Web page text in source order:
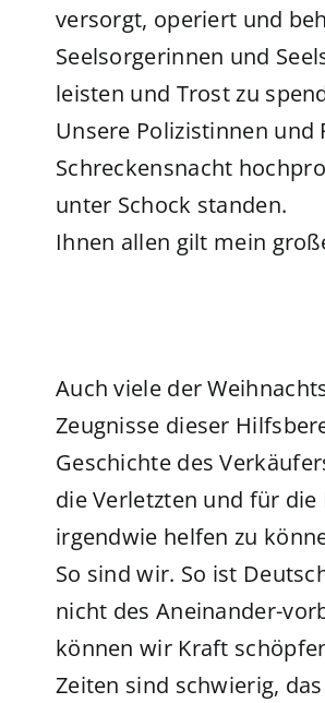
versorgt, operiert und
Seelsorgerinnen und
leisten und Trost zu
Unsere Polizistinnen
Schreckensnacht
unter Schock standen.
Ihnen allen gilt mein
Auch viele der
Zeugnisse dieser
Geschichte des
die Verletzten und für
irgendwie helfen zu
So sind wir. So ist
nicht des Aneinander-
können wir Kraft
Zeiten sind schwierig,